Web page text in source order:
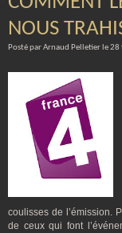
NOUS
Posté par Arnaud Pelletier le
coulisses de l’émission.
de ceux qui font